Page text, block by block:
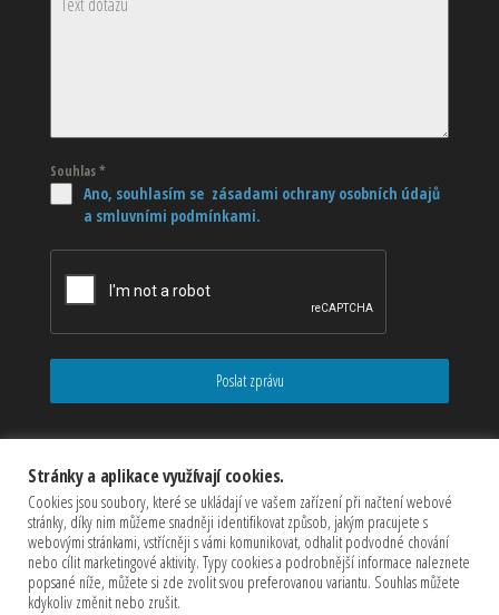
Souhlas*
Ano, souhlasím se zásadami ochrany osobních údajů
a smluvními podmínkami.
Poslat zprávu
Stránky a aplikace využívají cookies.
Cookies jsou soubory, které se ukládají ve vašem zařízení při načtení webové
stránky, díky nim můžeme snadněji identifikovat způsob, jakým pracujete s
webovými stránkami, vstřícněji s vámi komunikovat, odhalit podvodné chování
nebo cílit marketingové aktivity. Typy cookies a podrobnější informace naleznete
popsané níže, můžete si zde zvolit svou preferovanou variantu. Souhlas můžete
kdykoliv změnit nebo zrušit.